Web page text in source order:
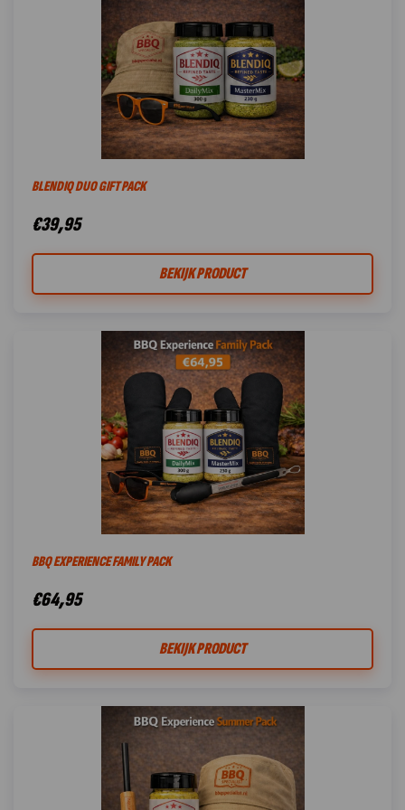
BLENDIQ DUO GIFT PACK
€39,95
BEKIJK PRODUCT
BBQ EXPERIENCE FAMILY PACK
€64,95
BEKIJK PRODUCT